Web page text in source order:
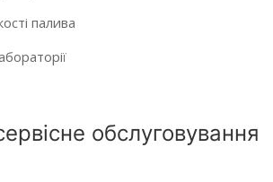
палива
обслуговування